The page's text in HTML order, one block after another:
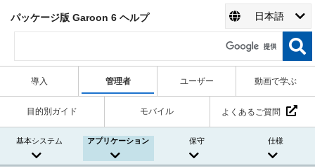
パッケージ版 Garoon 6 ヘルプ 日本語
導入 管理者 ユーザー 動画で学ぶ
目的別ガイド モバイル よくあるご質問
基本システム アプリケーション 保守 仕様